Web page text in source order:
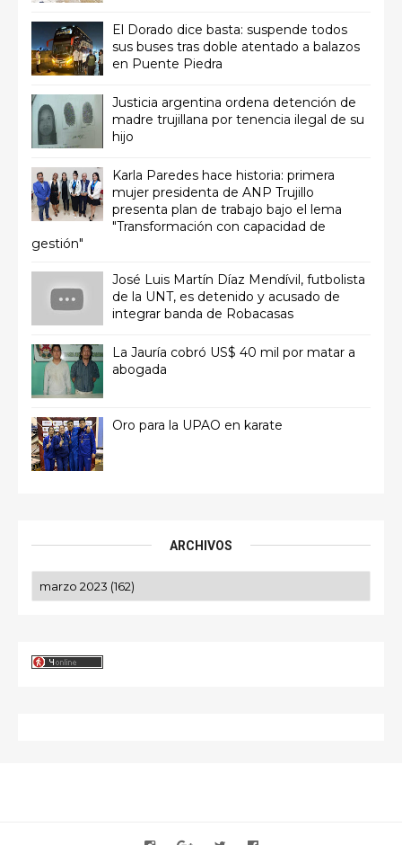
El Dorado dice basta: suspende todos
sus buses tras doble atentado a balazos
en Puente Piedra
Justicia argentina ordena detención de
madre trujillana por tenencia ilegal de su
hijo
Karla Paredes hace historia: primera
mujer presidenta de ANP Trujillo
presenta plan de trabajo bajo el lema
"Transformación con capacidad de
gestión"
José Luis Martín Díaz Mendívil, futbolista
de la UNT, es detenido y acusado de
integrar banda de Robacasas
La Jauría cobró US$ 40 mil por matar a
abogada
Oro para la UPAO en karate
ARCHIVOS